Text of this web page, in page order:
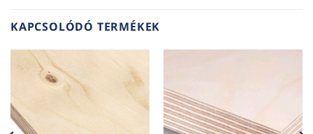
KAPCSOLÓDÓ TERMÉKEK